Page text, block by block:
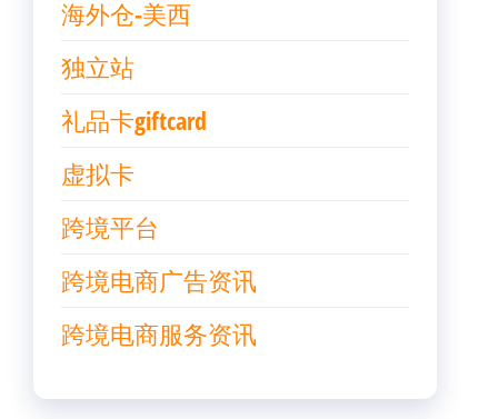
海外仓-美西
独立站
礼品卡giftcard
虚拟卡
跨境平台
跨境电商广告资讯
跨境电商服务资讯